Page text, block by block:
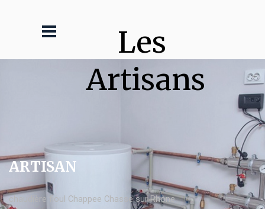
Les
Artisans
ARTISAN
chaudière fioul Chappee Chasse sur Rhône